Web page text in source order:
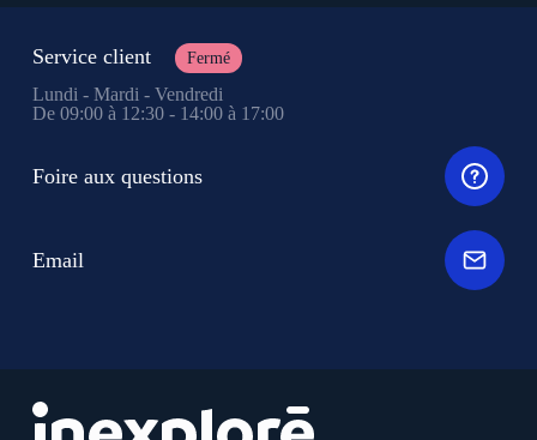
Service client Fermé
Lundi - Mardi - Vendredi
De 09:00 à 12:30 - 14:00 à 17:00
Foire aux questions
Email